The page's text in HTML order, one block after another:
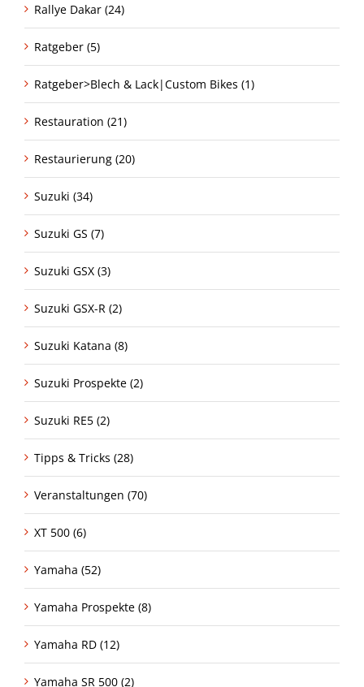
Rallye Dakar (24)
Ratgeber (5)
Ratgeber>Blech & Lack|Custom Bikes (1)
Restauration (21)
Restaurierung (20)
Suzuki (34)
Suzuki GS (7)
Suzuki GSX (3)
Suzuki GSX-R (2)
Suzuki Katana (8)
Suzuki Prospekte (2)
Suzuki RE5 (2)
Tipps & Tricks (28)
Veranstaltungen (70)
XT 500 (6)
Yamaha (52)
Yamaha Prospekte (8)
Yamaha RD (12)
Yamaha SR 500 (2)